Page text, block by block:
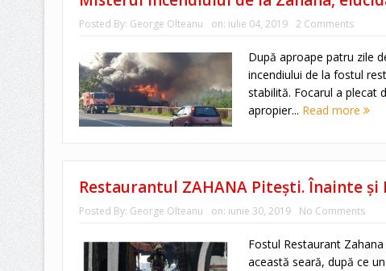
Posted By: George Olteanu on: iulie 04, 2019 2 Comments
După aproape patru zile
incendiului de la fostul
stabilită. Focarul a plecat
apropier... Read more
Restaurantul ZAHANA Piteşti. Înainte şi
Posted By: George Olteanu on: iunie 30, 2019 No Comments
Fostul Restaurant
această seară, după ce